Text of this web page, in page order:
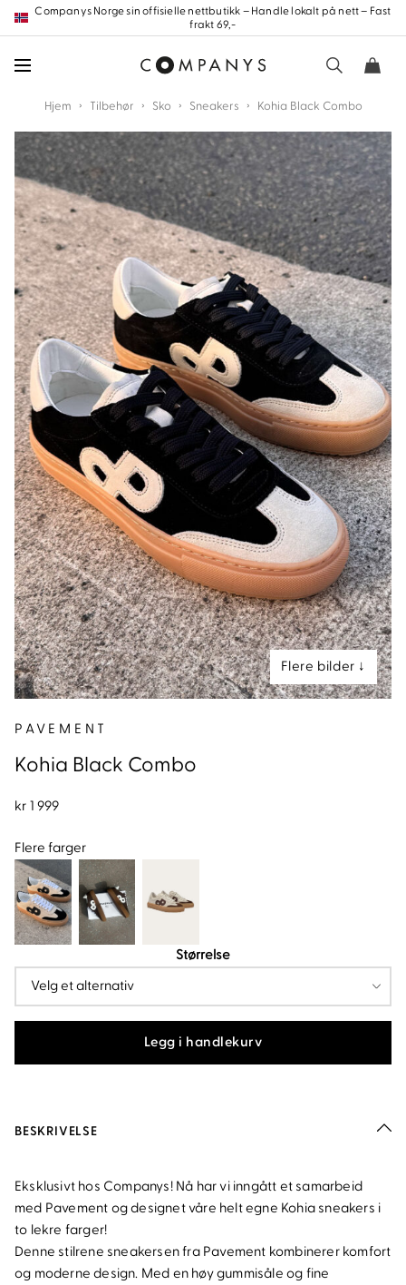
Hopp
frem
innholdet
Companys Norge sin offisielle nettbutikk – Handle lokalt på nett – Fast
frakt 69,-
Hjem › Tilbehør › Sko › Sneakers › Kohia Black Combo
PAVEMENT
Kohia Black Combo
kr 1 999
Flere farger
Størrelse
Legg i handlekurv
BESKRIVELSE
Eksklusivt hos Companys! Nå har vi inngått et samarbeid
med Pavement og designet våre helt egne Kohia sneakers i
to lekre farger!
Denne stilrene sneakersen fra Pavement kombinerer komfort
og moderne design. Med en høy gummisåle og fine